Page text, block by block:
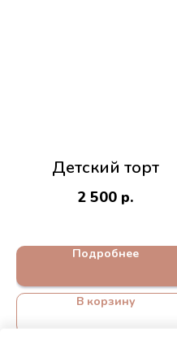
Детский торт
2 500 р.
Подробнее
В корзину